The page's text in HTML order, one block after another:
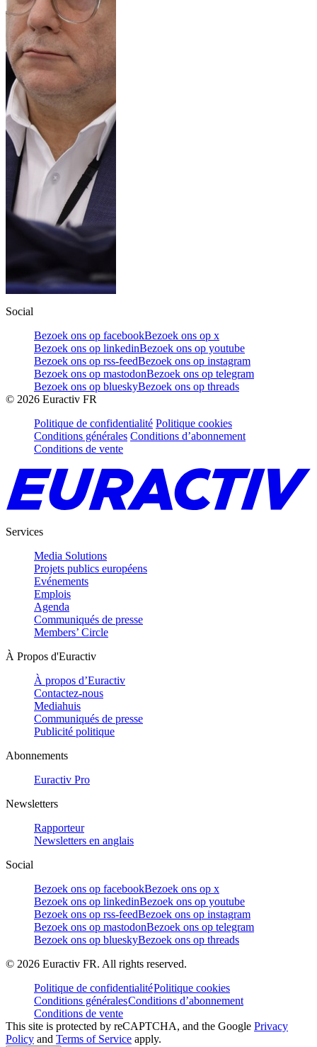
Social
Bezoek ons op facebookBezoek ons op x
Bezoek ons op linkedinBezoek ons op youtube
Bezoek ons op rss-feedBezoek ons op instagram
Bezoek ons op mastodonBezoek ons op telegram
Bezoek ons op blueskyBezoek ons op threads
© 2026 Euractiv FR
Politique de confidentialité Politique cookies
Conditions générales Conditions d’abonnement
Conditions de vente
Services
Media Solutions
Projets publics européens
Evénements
Emplois
Agenda
Communiqués de presse
Members’ Circle
À Propos d'Euractiv
À propos d’Euractiv
Contactez-nous
Mediahuis
Communiqués de presse
Publicité politique
Abonnements
Euractiv Pro
Newsletters
Rapporteur
Newsletters en anglais
Social
Bezoek ons op facebookBezoek ons op x
Bezoek ons op linkedinBezoek ons op youtube
Bezoek ons op rss-feedBezoek ons op instagram
Bezoek ons op mastodonBezoek ons op telegram
Bezoek ons op blueskyBezoek ons op threads
© 2026 Euractiv FR. All rights reserved.
Politique de confidentialitéPolitique cookies
Conditions généralesConditions d’abonnement
Conditions de vente
This site is protected by reCAPTCHA, and the Google Privacy
Policy and Terms of Service apply.